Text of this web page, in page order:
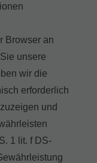
Browser an
unsere
wir die
erforderlich
und
1 lit. f DS-